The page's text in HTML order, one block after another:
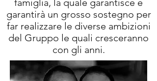
garantirà un grosso sostegno per
far realizzare le diverse ambizioni
del Gruppo le quali cresceranno
con gli anni.